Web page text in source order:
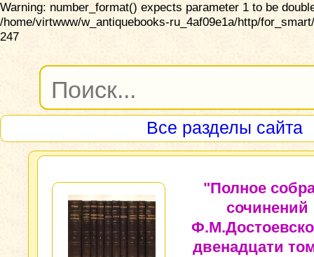
Warning: number_format() expects parameter 1 to be
/home/virtwww/w_antiquebooks-ru_4af09e1a/http/
247
Все разделы сайта
"Полное
сочинений
двенадцати